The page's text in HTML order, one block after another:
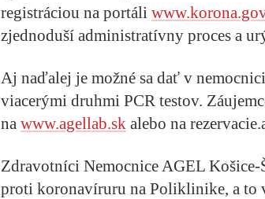
registráciou na portáli
zjednoduší administratívny proces a
Aj naďalej je možné sa dať v
viacerými druhmi PCR testov.
na www.agellab.sk alebo na
Zdravotníci Nemocnice AGEL
proti koronavíruru na Poliklinike, a to